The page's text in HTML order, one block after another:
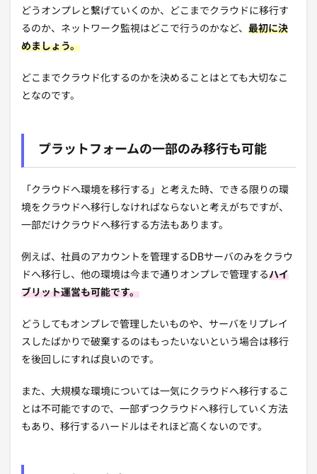
どうオンプレと繋げていくのか、どこまでクラウドに移行す
るのか、ネットワーク監視はどこで行うのかなど、 最初に決
めましょう。
どこまでクラウド化するのかを決めることはとても大切なこ
となのです。
プラットフォームの一部のみ移行も可能
「クラウドへ環境を移行する」と考えた時、できる限りの環
境をクラウドへ移行しなければならないと考えがちですが、
一部だけクラウドへ移行する方法もあります。
例えば、社員のアカウントを管理するDBサーバのみをクラウ
ドへ移行し、他の環境は今まで通りオンプレで管理するハイ
ブリット運営も可能です。
どうしてもオンプレで管理したいものや、サーバをリプレイ
スしたばかりで破棄するのはもったいないという場合は移行
を後回しにすれば良いのです。
また、大規模な環境については一気にクラウドへ移行するこ
とは不可能ですので、一部ずつクラウドへ移行していく方法
もあり、移行するハードルはそれほど高くないのです。